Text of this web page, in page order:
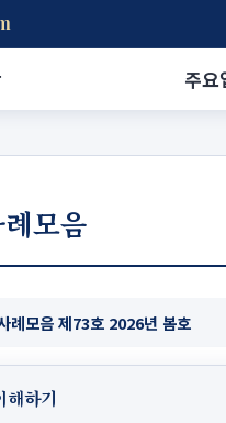
주요
모음
례모음 제73호 2026년 봄호
해하기